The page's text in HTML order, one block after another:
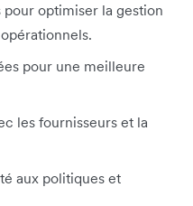
pour optimiser la gestion
pour une meilleure
les fournisseurs et la
aux politiques et